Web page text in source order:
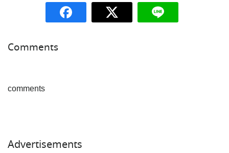
Comments
comments
Advertisements